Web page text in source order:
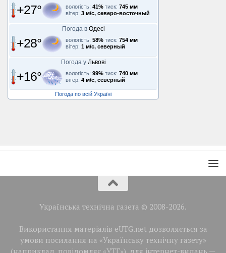
+27° вологість: 41% тиск: 745 мм
вітер: 3 м/с, северо-восточный
Погода в Одесі
+28° вологість: 58% тиск: 754 мм
вітер: 1 м/с, северный
Погода у Львові
+16° вологість: 99% тиск: 740 мм
вітер: 4 м/с, северный
Погода по всій Україні
Українська технічна газета © 2008-2026.
Використання матеріалів eUTG.net дозволяється за
умови посилання на «Українську технічну газету»